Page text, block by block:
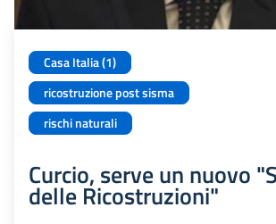
Casa Italia (1)
ricostruzione post sisma
rischi naturali
Curcio, serve un nuovo
delle Ricostruzioni"